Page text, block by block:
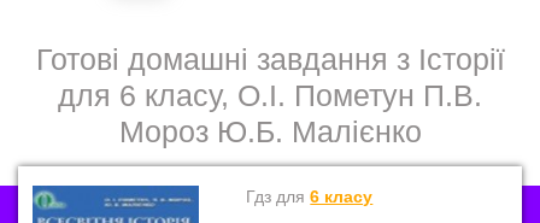
Готові домашні завдання з Історії
для 6 класу, О.І. Пометун П.В.
Мороз Ю.Б. Малієнко
Гдз для6 класу